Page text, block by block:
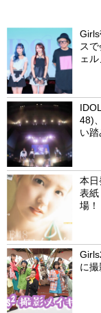
ス
ェ
48)
い踏
本日
表紙
場！
に撮